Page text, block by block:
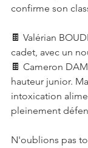
confirme son
🍫 Valérian
cadet, avec un
🍫 Cameron
hauteur junior.
intoxication
pleinement
N'oublions pas